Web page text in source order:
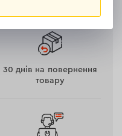
30 днів на повернення
товару